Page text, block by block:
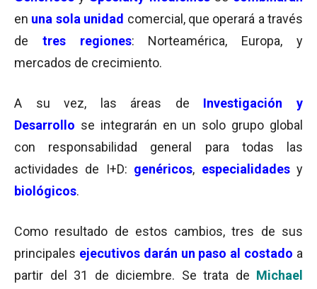
en una sola unidad comercial, que operará a través
de tres regiones: Norteamérica, Europa, y
mercados de crecimiento.
A su vez, las áreas de Investigación y
Desarrollo se integrarán en un solo grupo global
con responsabilidad general para todas las
actividades de I+D: genéricos, especialidades y
biológicos.
Como resultado de estos cambios, tres de sus
principales ejecutivos darán un paso al costado a
partir del 31 de diciembre. Se trata de Michael